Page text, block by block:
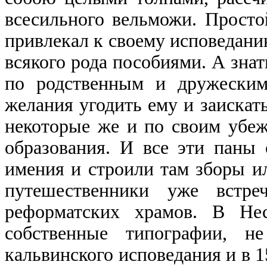
всесильного вельможи.
привлекал к своему
всякого рода пособиями. А
по родственным и
желания угодить ему и
некоторые же и по своим
образования. И все эти паны
имения и строили там зборы
путешественники уже
реформатских храмов. В
собственные типографии,
кальвинского исповедания и в